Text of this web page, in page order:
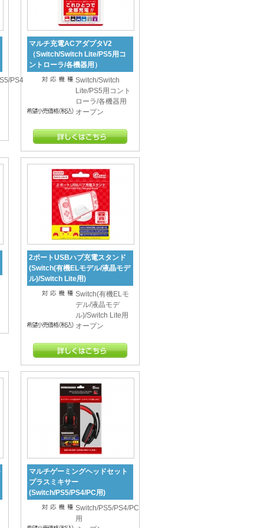
PS4
マルチ充電ACアダプタV2
（Switch/Switch Lite/PS5用コ
ントローラ/各機器用）
Switch/Switch
Lite/PS5用コント
ローラ/各機器用
オープン
2ポートUSBハブ充電スタンド
(Switch(有機ELモデル/液晶モデ
ル)/Switch Lite用)
Switch(有機ELモ
デル/液晶モデ
ル)/Switch Lite用
オープン
マルチゲーミングヘッドセット
プラスミキサー
(Switch/PS5/PS4/PC用)
Switch/PS5/PS4/PC
用